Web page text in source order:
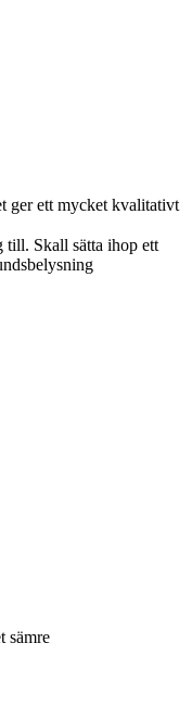
ger ett mycket kvalitativt
till. Skall sätta ihop ett
sämre